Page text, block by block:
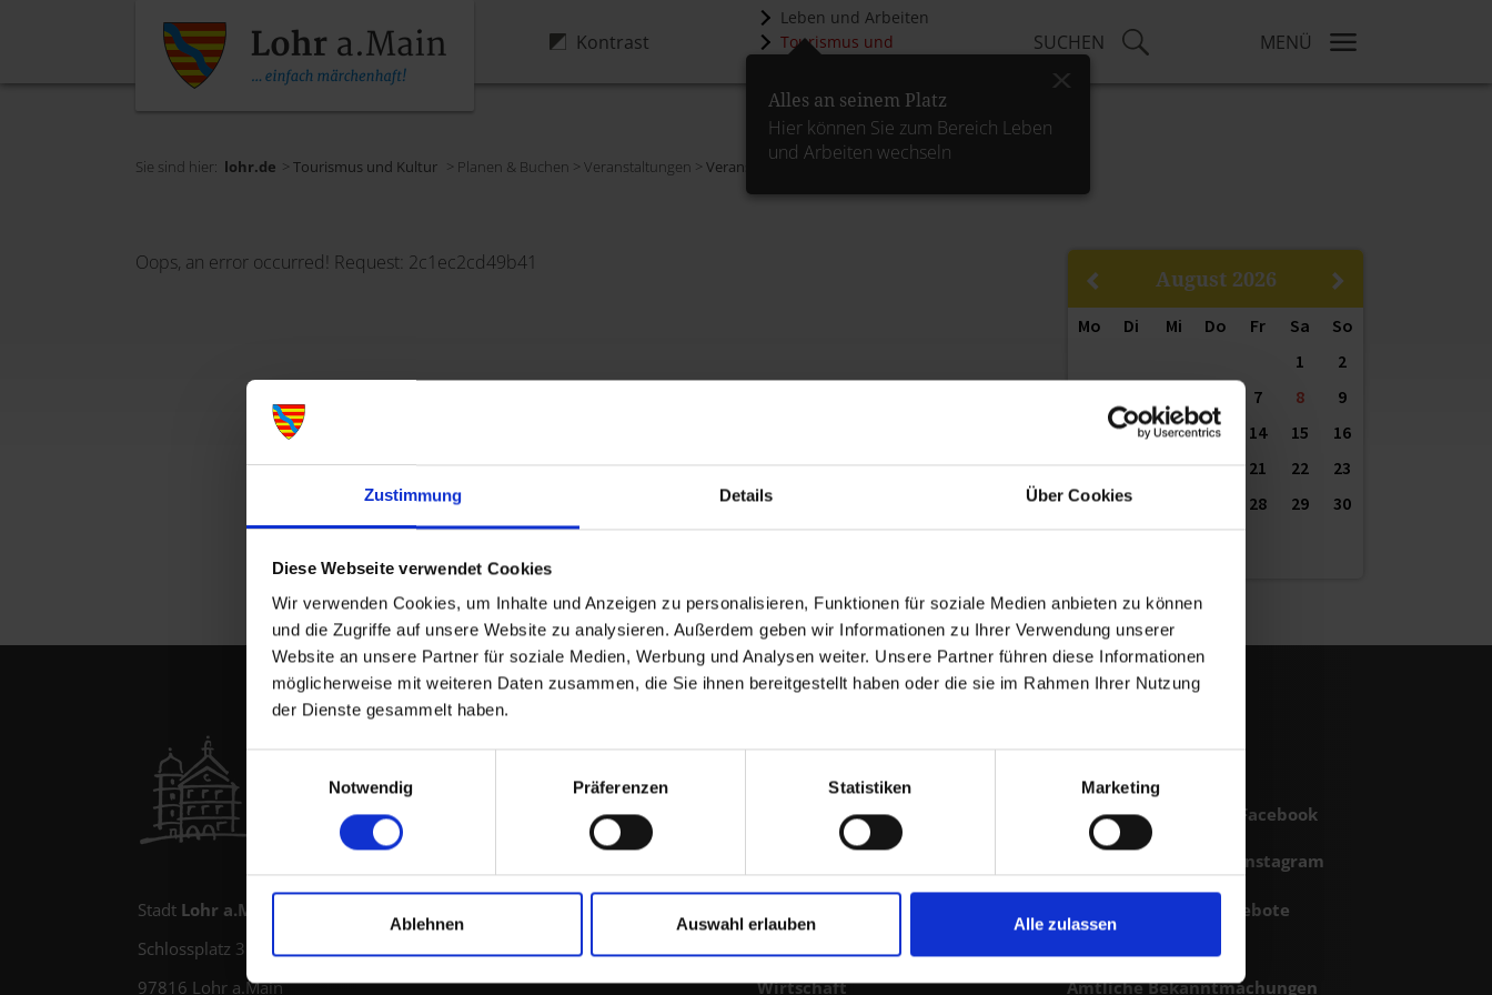
Zustimmung Details Über Cookies
Diese Webseite verwendet Cookies
Wir verwenden Cookies, um Inhalte und Anzeigen zu personalisieren, Funktionen für soziale Medien anbieten zu können
und die Zugriffe auf unsere Website zu analysieren. Außerdem geben wir Informationen zu Ihrer Verwendung unserer
Website an unsere Partner für soziale Medien, Werbung und Analysen weiter. Unsere Partner führen diese Informationen
möglicherweise mit weiteren Daten zusammen, die Sie ihnen bereitgestellt haben oder die sie im Rahmen Ihrer Nutzung
der Dienste gesammelt haben.
Notwendig
Präferenzen Statistiken Marketing
Ablehnen Auswahl erlauben Alle zulassen
Kontrast
Leben und Arbeiten
Alles an seinem Platz
Hier können Sie zum Bereich Leben
und Arbeiten wechseln
x
Tourismus und
SUCHEN MENÜ
Sie sind hier: lohr.de > Tourismus und Kultur > Planen & Buchen > Veranstaltungen > Veranstaltungskalender
Oops, an error occurred! Request: 2c1ec2cd49b41
August 2026
Mo Di Mi Do Fr Sa
So
1
2
7 8
9
11 12 13 14 15
16
17
18 19 20 21 22
23
24
25 28 29
30
Stadt Lohr auf Facebook
Stadt Lohr auf Instagram
Stadt Lohr a.Main
Schlossplatz 3
97816 Lohr a.Main
Neubürger
Wirtschaft
Karriere / Stellenangebote
Amtliche Bekanntmachungen